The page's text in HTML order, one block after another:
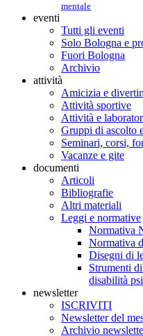
mentale
eventi
Tutti gli eventi
Solo Bologna e
Fuori Bologna
Archivio
attività
Amicizia e
Attività sportive
Attività e
Gruppi di ascolto
Seminari, corsi,
Vacanze e gite
documenti
Articoli
Bibliografie
Altri materiali
Leggi e normative
Normativa
Normativa
Disegni di
Strumenti
disabilità
newsletter
ISCRIVITI
Newsletter del
Archivio